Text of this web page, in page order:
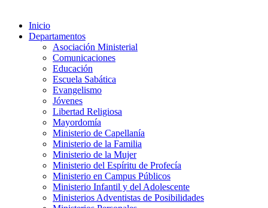
Inicio
Departamentos
Asociación Ministerial
Comunicaciones
Educación
Escuela Sabática
Evangelismo
Jóvenes
Libertad Religiosa
Mayordomía
Ministerio de Capellanía
Ministerio de la Familia
Ministerio de la Mujer
Ministerio del Espíritu de Profecía
Ministerio en Campus Públicos
Ministerio Infantil y del Adolescente
Ministerios Adventistas de Posibilidades